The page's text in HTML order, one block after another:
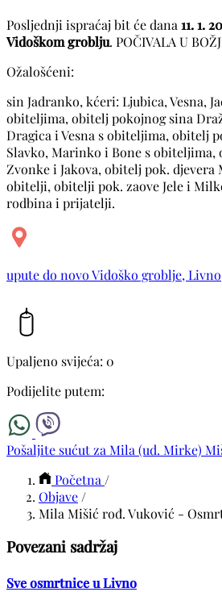
Posljednji ispraćaj bit će dana 11. 1.
Vidoškom groblju. POČIVALA U
Ožalošćeni:
sin Jadranko, kćeri: Ljubica, Vesna,
obiteljima, obitelj pokojnog sina
Dragica i Vesna s obiteljima, obitelj
Slavko, Marinko i Bone s obiteljima,
Zvonke i Jakova, obitelj pok. djevera
obitelji, obitelji pok. zaove Jele i
rodbina i prijatelji.
upute do novo Vidoško groblje, Livno
Upaljeno svijeća: 0
Podijelite putem:
Pošaljite sućut za Mila (ud. Mirke)
Početna /
Objave /
Mila Mišić rođ. Vuković -
Povezani sadržaj
Sve osmrtnice u Livno